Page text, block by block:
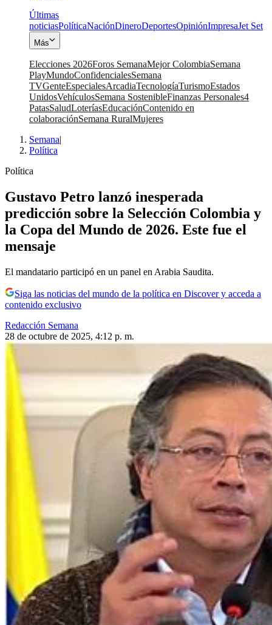
Últimas
noticiasPolíticaNaciónDineroDeportesOpiniónImpresaJet Set
Más
Elecciones 2026Foros SemanaMejor ColombiaSemana
PlayMundoConfidencialesSemana
TVGenteEspecialesArcadiaTecnologíaTurismoEstados
UnidosVehículosSemana SostenibleFinanzas Personales4
PatasSaludLoteríasEducaciónContenido en
colaboraciónSemana RuralMujeres
Semana|
Política
Política
Gustavo Petro lanzó inesperada
predicción sobre la Selección Colombia y
la Copa del Mundo de 2026. Este fue el
mensaje
El mandatario participó en un panel en Arabia Saudita.
Siga las noticias del mundo de la política en Discover y acceda a
contenido exclusivo
Redacción Semana
28 de octubre de 2025, 4:12 p. m.